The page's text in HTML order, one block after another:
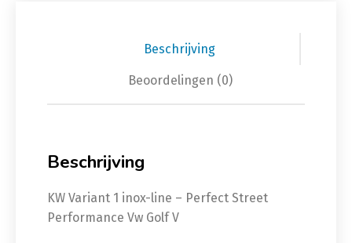
Beschrijving
Beoordelingen (0)
Beschrijving
KW Variant 1 inox-line – Perfect Street
Performance Vw Golf V